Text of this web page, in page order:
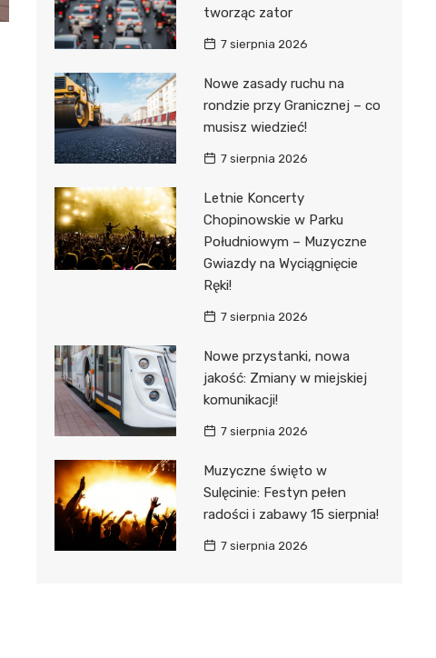
tworząc zator
7 sierpnia 2026
Nowe zasady ruchu na
rondzie przy Granicznej – co
musisz wiedzieć!
7 sierpnia 2026
Letnie Koncerty
Chopinowskie w Parku
Południowym – Muzyczne
Gwiazdy na Wyciągnięcie
Ręki!
7 sierpnia 2026
Nowe przystanki, nowa
jakość: Zmiany w miejskiej
komunikacji!
7 sierpnia 2026
Muzyczne święto w
Sulęcinie: Festyn pełen
radości i zabawy 15 sierpnia!
7 sierpnia 2026